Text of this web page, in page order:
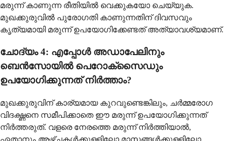
മരുന്ന് കാണുന്ന രീതിയിൽ വെക്കുകയോ ചെയ്യുക.
മുഖക്കുരുവിൽ പുരോഗതി കാണുന്നതിന് ദിവസവും
കൃത്യമായി മരുന്ന് ഉപയോഗിക്കേണ്ടത് അത്യാവശ്യമാണ്.
ചോദ്യം 4: എപ്പോൾ അഡാപേലിനും
ബെൻസോയിൽ പെറോക്സൈഡും
ഉപയോഗിക്കുന്നത് നിർത്താം?
മുഖക്കുരുവിന് കാര്യമായ കുറവുണ്ടെങ്കിലും, ചർമ്മരോഗ
വിദഗ്ദ്ധനെ സമീപിക്കാതെ ഈ മരുന്ന് ഉപയോഗിക്കുന്നത്
നിർത്തരുത്. വളരെ നേരത്തെ മരുന്ന് നിർത്തിയാൽ,
ഏതാനും ആഴ്ചകൾക്കുള്ളിലോ മാസങ്ങൾക്കുള്ളിലോ